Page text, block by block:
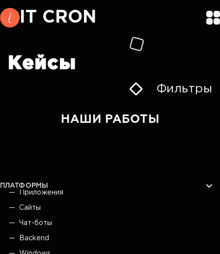
IT CRON
Кейсы
Фильтры
НАШИ РАБОТЫ
ПЛАТФОРМЫ
Приложения
Сайты
Чат-боты
Backend